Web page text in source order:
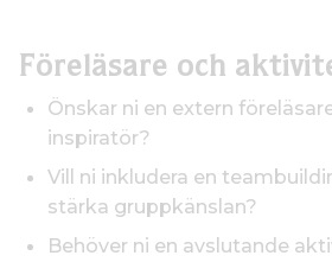
Föreläsare och
Önskar ni en extern
inspiratör?
Vill ni inkludera en
stärka gruppkänslan?
Behöver ni en avslutande